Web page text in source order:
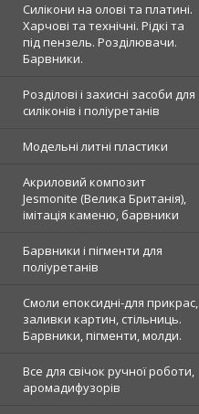
Силікони на олові та платині.
Харчові та технічні. Рідкі та
під пензель. Розділювачи.
Барвники.
Розділові і захисні засоби для
силіконів і поліуретанів
Модельні литні пластики
Акриловий композит
Jesmonite (Велика Британія),
імітація каменю, барвники
Барвники і пігменти для
поліуретанів
Смоли епоксидні-для прикрас,
заливки картин, стільниць.
Барвники, пігменти, молди.
Все для свічок ручної роботи,
аромадифузорів